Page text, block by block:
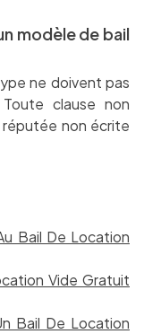
modèle de bail
ne doivent pas
clause non
réputée non écrite
Bail De Location
Vide Gratuit
Bail De Location